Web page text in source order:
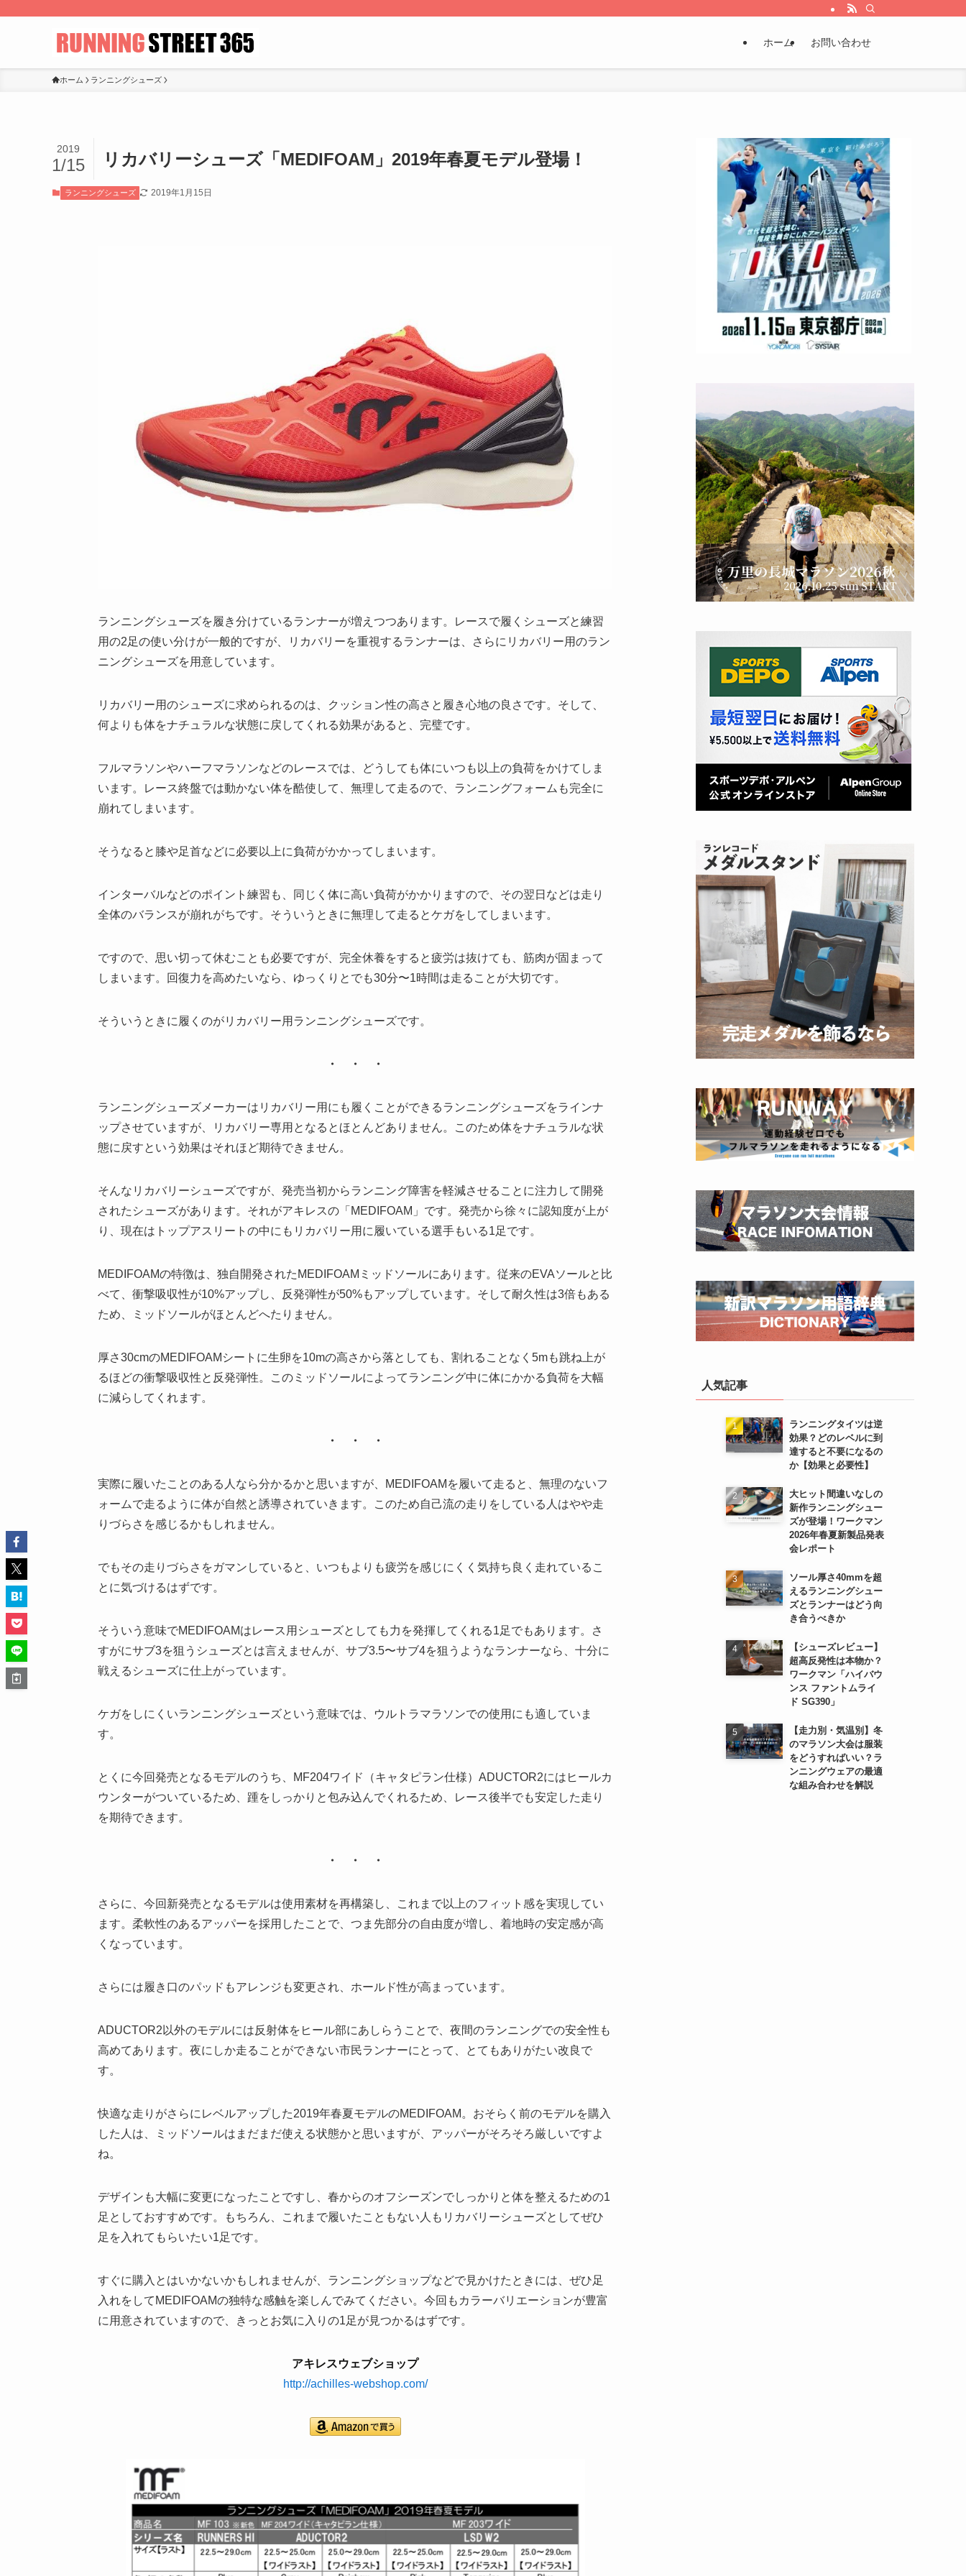
ホーム お問い合わせ
ホーム ランニングシューズ
リカバリーシューズ「MEDIFOAM」2019年春夏モデル登場！
2019
1/15
ランニングシューズ 2019年1月15日
ランニングシューズを履き分けているランナーが増えつつあります。レースで履くシューズと練習
用の2足の使い分けが一般的ですが、リカバリーを重視するランナーは、さらにリカバリー用のラン
ニングシューズを用意しています。
リカバリー用のシューズに求められるのは、クッション性の高さと履き心地の良さです。そして、
何よりも体をナチュラルな状態に戻してくれる効果があると、完璧です。
フルマラソンやハーフマラソンなどのレースでは、どうしても体にいつも以上の負荷をかけてしま
います。レース終盤では動かない体を酷使して、無理して走るので、ランニングフォームも完全に
崩れてしまいます。
そうなると膝や足首などに必要以上に負荷がかかってしまいます。
インターバルなどのポイント練習も、同じく体に高い負荷がかかりますので、その翌日などは走り
全体のバランスが崩れがちです。そういうときに無理して走るとケガをしてしまいます。
ですので、思い切って休むことも必要ですが、完全休養をすると疲労は抜けても、筋肉が固まって
しまいます。回復力を高めたいなら、ゆっくりとでも30分〜1時間は走ることが大切です。
そういうときに履くのがリカバリー用ランニングシューズです。
・ ・ ・
ランニングシューズメーカーはリカバリー用にも履くことができるランニングシューズをラインナ
ップさせていますが、リカバリー専用となるとほとんどありません。このため体をナチュラルな状
態に戻すという効果はそれほど期待できません。
そんなリカバリーシューズですが、発売当初からランニング障害を軽減させることに注力して開発
されたシューズがあります。それがアキレスの「MEDIFOAM」です。発売から徐々に認知度が上が
り、現在はトップアスリートの中にもリカバリー用に履いている選手もいる1足です。
MEDIFOAMの特徴は、独自開発されたMEDIFOAMミッドソールにあります。従来のEVAソールと比
べて、衝撃吸収性が10%アップし、反発弾性が50%もアップしています。そして耐久性は3倍もある
ため、ミッドソールがほとんどへたりません。
厚さ30cmのMEDIFOAMシートに生卵を10mの高さから落としても、割れることなく5mも跳ね上が
るほどの衝撃吸収性と反発弾性。このミッドソールによってランニング中に体にかかる負荷を大幅
に減らしてくれます。
・ ・ ・
実際に履いたことのある人なら分かるかと思いますが、MEDIFOAMを履いて走ると、無理のないフ
ォームで走るように体が自然と誘導されていきます。このため自己流の走りをしている人はやや走
りづらさを感じるかもしれません。
でもその走りづらさをガマンしていると、いつもよりも疲労を感じにくく気持ち良く走れているこ
とに気づけるはずです。
そういう意味でMEDIFOAMはレース用シューズとしても力を発揮してくれる1足でもあります。さ
すがにサブ3を狙うシューズとは言えませんが、サブ3.5〜サブ4を狙うようなランナーなら、十分に
戦えるシューズに仕上がっています。
ケガをしにくいランニングシューズという意味では、ウルトラマラソンでの使用にも適していま
す。
とくに今回発売となるモデルのうち、MF204ワイド（キャタピラン仕様）ADUCTOR2にはヒールカ
ウンターがついているため、踵をしっかりと包み込んでくれるため、レース後半でも安定した走り
を期待できます。
・ ・ ・
さらに、今回新発売となるモデルは使用素材を再構築し、これまで以上のフィット感を実現してい
ます。柔軟性のあるアッパーを採用したことで、つま先部分の自由度が増し、着地時の安定感が高
くなっています。
さらには履き口のパッドもアレンジも変更され、ホールド性が高まっています。
ADUCTOR2以外のモデルには反射体をヒール部にあしらうことで、夜間のランニングでの安全性も
高めてあります。夜にしか走ることができない市民ランナーにとって、とてもありがたい改良で
す。
快適な走りがさらにレベルアップした2019年春夏モデルのMEDIFOAM。おそらく前のモデルを購入
した人は、ミッドソールはまだまだ使える状態かと思いますが、アッパーがそろそろ厳しいですよ
ね。
デザインも大幅に変更になったことですし、春からのオフシーズンでしっかりと体を整えるための1
足としておすすめです。もちろん、これまで履いたこともない人もリカバリーシューズとしてぜひ
足を入れてもらいたい1足です。
すぐに購入とはいかないかもしれませんが、ランニングショップなどで見かけたときには、ぜひ足
入れをしてMEDIFOAMの独特な感触を楽しんでみてください。今回もカラーバリエーションが豊富
に用意されていますので、きっとお気に入りの1足が見つかるはずです。
アキレスウェブショップ
http://achilles-webshop.com/
人気記事
ランニングタイツは逆
効果？どのレベルに到
達すると不要になるの
か【効果と必要性】
大ヒット間違いなしの
新作ランニングシュー
ズが登場！ワークマン
2026年春夏新製品発表
会レポート
ソール厚さ40mmを超
えるランニングシュー
ズとランナーはどう向
き合うべきか
【シューズレビュー】
超高反発性は本物か？
ワークマン「ハイバウ
ンス ファントムライ
ド SG390」
【走力別・気温別】冬
のマラソン大会は服装
をどうすればいい？ラ
ンニングウェアの最適
な組み合わせを解説